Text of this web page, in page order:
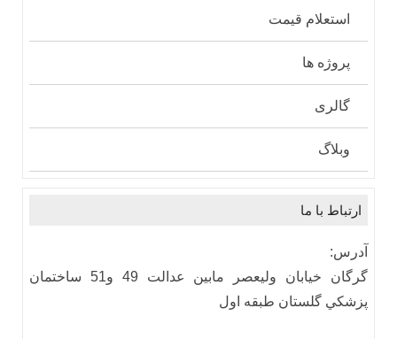
استعلام قیمت
پروژه ها
گالری
وبلاگ
ارتباط با ما
آدرس:
گرگان خيابان وليعصر مابين عدالت 49 و51 ساختمان
پزشكي گلستان طبقه اول